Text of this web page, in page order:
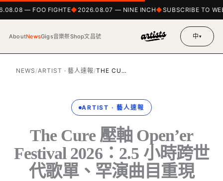
— FOO FIGHTE 2026.08.07 — NINE INCH SUBSCRIBE TO
AboutNewsGigs音樂祭Shop文昌號 中▾
NEWS /ARTIST · 藝人速報 /THE CU…
ARTIST · 藝人速報
The Cure 壓軸 Open’er
Festival 2026：2.5 小時跨世
代歌單、罕演曲目重現